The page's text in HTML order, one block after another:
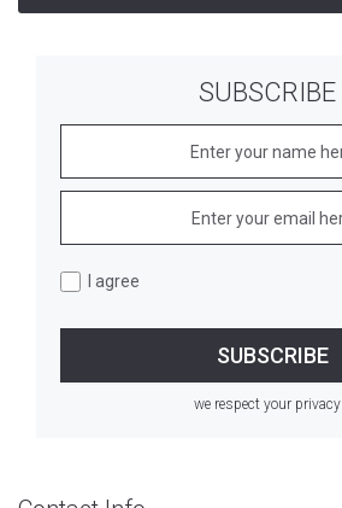
SUBSCRIBE
I agree
we respect your privacy